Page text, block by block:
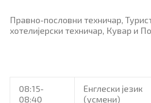
Правно-пословни техничар,
хотелијерски техничар, Кувар и
08:15-
08:40
Енглески језик
(усмени)